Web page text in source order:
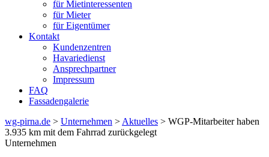
für Mietinteressenten
für Mieter
für Eigentümer
Kontakt
Kundenzentren
Havariedienst
Ansprechpartner
Impressum
FAQ
Fassadengalerie
wg-pirna.de > Unternehmen > Aktuelles > WGP-Mitarbeiter haben
3.935 km mit dem Fahrrad zurückgelegt
Unternehmen